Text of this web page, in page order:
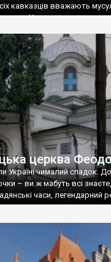
кавказців вважають
Христа
церква
Україні чималий спадок.
– ви ж мабуть всі
часи, легендарний